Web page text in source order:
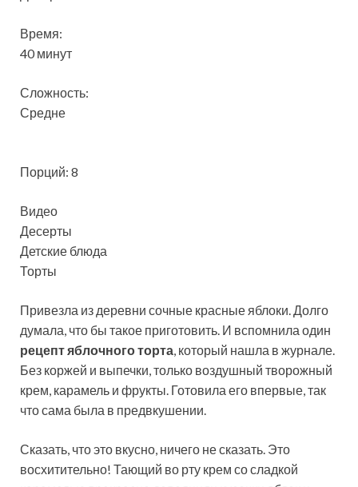
Время:
40 минут
Сложность:
Средне
Порций: 8
Видео
Десерты
Детские блюда
Торты
Привезла из деревни сочные красные яблоки. Долго
думала, что бы такое приготовить. И вспомнила один
рецепт яблочного торта , который нашла в журнале.
Без коржей и выпечки, только воздушный творожный
крем, карамель и фрукты. Готовила его впервые, так
что сама была в предвкушении.
Сказать, что это вкусно, ничего не сказать. Это
восхитительно! Тающий во рту крем со сладкой